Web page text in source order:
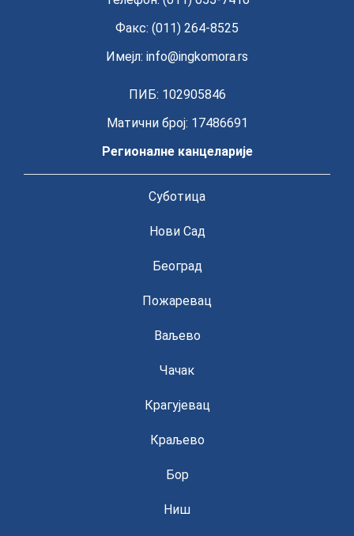
Факс: (011) 264-8525
Имејл: info@ingkomora.rs
ПИБ: 102905846
Матични број: 17486691
Регионалне канцеларије
Суботица
Нови Сад
Београд
Пожаревац
Ваљево
Чачак
Крагујевац
Краљево
Бор
Ниш